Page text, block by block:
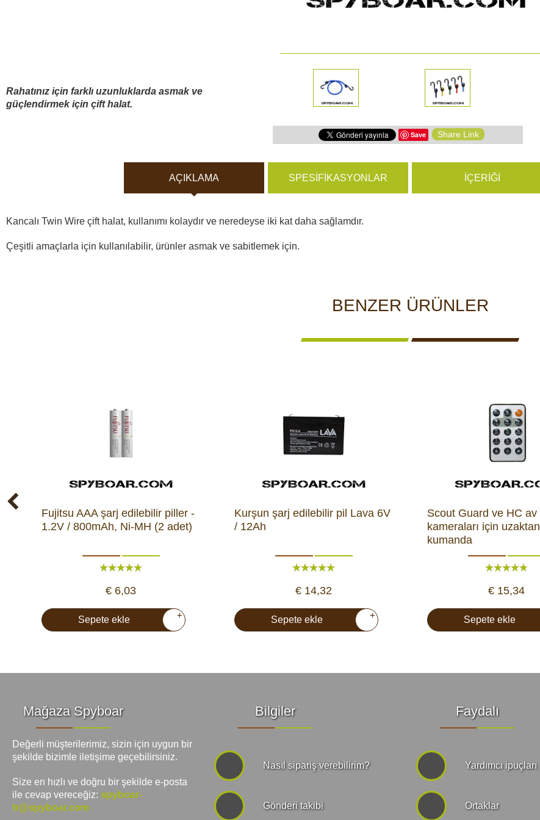
Vücut Kameraları ve Aksiyon Kameraları
Güneş panelleri ve şarj cihazları
Spor ve akıllı Saatleri
Araç İçi Kamera
Hediyelik
Rahatınız için farklı uzunluklarda asmak ve
güçlendirmek için çift halat.
Save Share Link
AÇIKLAMA SPESIFIKASYONLAR İÇERIĞI
Kancalı Twin Wire çift halat, kullanımı kolaydır ve neredeyse iki kat daha sağlamdır.
Çeşitli amaçlarla için kullanılabilir, ürünler asmak ve sabitlemek için.
BENZER ÜRÜNLER
Fujitsu AAA şarj edilebilir piller -
1.2V / 800mAh, Ni-MH (2 adet)
€ 6,03
Sepete ekle +
Kurşun şarj edilebilir pil Lava 6V
/ 12Ah
€ 14,32
Sepete ekle +
Scout Guard ve HC av
kameraları için uzaktan
kumanda
€ 15,34
Sepete ekle
Mağaza Spyboar
Değerli müşterilerimiz, sizin için uygun bir
şekilde bizimle iletişime geçebilirsiniz.
Size en hızlı ve doğru bir şekilde e-posta
ile cevap vereceğiz: spyboar-
tr@spyboar.com
Bilgiler
Nasıl sipariş verebilirim?
Gönderi takibi
Faydalı
Yardımcı ipuçları
Ortaklar